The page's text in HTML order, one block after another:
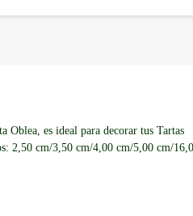
Oblea, es ideal para decorar tus Tartas
2,50 cm/3,50 cm/4,00 cm/5,00 cm/